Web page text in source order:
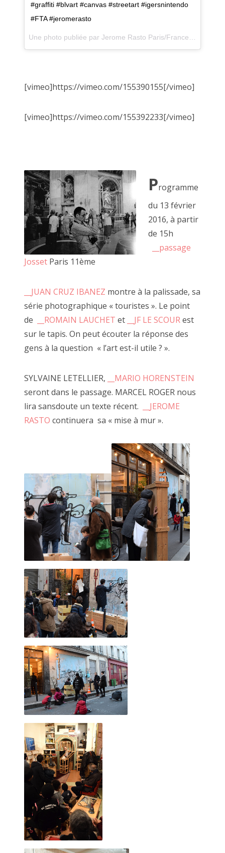
#graffiti #blvart #canvas #streetart #igersnintendo
#FTA #jeromerasto
[vimeo]https://vimeo.com/155390155[/vimeo]
[vimeo]https://vimeo.com/155392233[/vimeo]
Programme
du 13 février
2016, à partir
de 15h
__passage
Josset Paris 11ème
__JUAN CRUZ IBANEZ montre à la palissade, sa
série photographique « touristes ». Le point
de
__ROMAIN LAUCHET et __JF LE SCOURest
sur le tapis. On peut écouter la réponse des
gens à la question « l’art est-il utile ? ».
SYLVAINE LETELLIER,
__MARIO HORENSTEIN
seront dans le passage. MARCEL ROGER nous
lira sansdoute un texte récent.
__JEROME
RASTO continuera sa « mise à mur ».
CECILE RAYMOND, 18 octobre 2014
MARCEL ROGER aux claquettes 2018
Le OU PAS, concept inhérent aux faiseurs, consiste dans le
fait de jouer de tout.
une performance improvisée sans savoir si cela va "le faire
ou pas".
Principalement menées DEHORS! sur le parvis, la scène
d'à côté, ces tribulations sont essentielles pour
le développement artistique du faiseur.
Le faiseur se moque de la connotation négative du
jugement de l'Autre.
Ici il n'est pas question de likes, de mépris ou même
d'indifférence.
Chaque regard ne peut être que critique constructive ou
réponse à sa quête personelle de l'obsession créatrice.
-----------
De nombreuses âmes se sont emerveillées à venir jouer. J'en
tire dailleurs un certain plaisir
et mon expérience est sûrement celle que je connais le
mieux.
Je pourrai ainsi expliquer à travers des exemples concrets et
mon vécu un déroulé le plus proche d'une réalité.